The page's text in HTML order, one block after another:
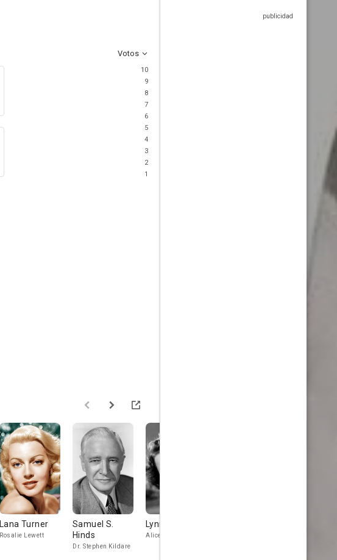
Votos
10
9
8
7
6
5
4
3
2
1
Lana Turner
Rosalie Lewett
Samuel S.
Hinds
Dr. Stephen Kildare
Lynne Carver
Alice Raymond